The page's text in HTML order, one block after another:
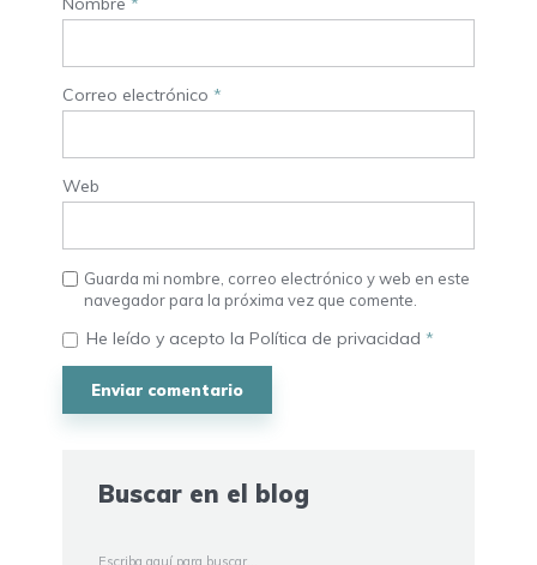
Correo electrónico *
Web
Guarda mi nombre, correo electrónico y web en este
navegador para la próxima vez que comente.
He leído y acepto la Política de privacidad *
Buscar en el blog